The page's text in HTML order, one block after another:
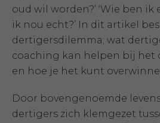
oud wil worden?’ ‘Wie ben ik
ik nou echt?’ In dit artikel
dertigersdilemma; wat
coaching kan helpen bij het
en hoe je het kunt
Door bovengenoemde
dertigers zich klemgezet